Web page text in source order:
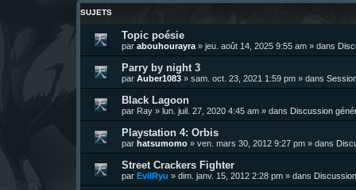
SUJETS
Topic poésie
par abouhourayra » jeu. août 14, 2025 9:55 am » dans
Parry by night 3
par Auber1083 » sam. oct. 23, 2021 1:59 pm » dans
Black Lagoon
par Ray » lun. juil. 27, 2020 4:45 am » dans Discussion
Playstation 4: Orbis
par hatsumomo » ven. mars 30, 2012 9:27 pm » dans
Street Crackers Fighter
par EvilRyu » dim. janv. 15, 2012 2:28 pm » dans